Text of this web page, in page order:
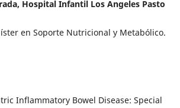
Hospital Infantil Los Angeles Pasto
en Soporte Nutricional y Metabólico.
Inflammatory Bowel Disease: Special